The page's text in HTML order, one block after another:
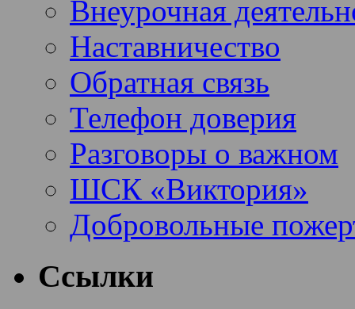
Внеурочная
Наставничество
Обратная связь
Телефон доверия
Разговоры о важном
ШСК «Виктория»
Добровольные
Ссылки